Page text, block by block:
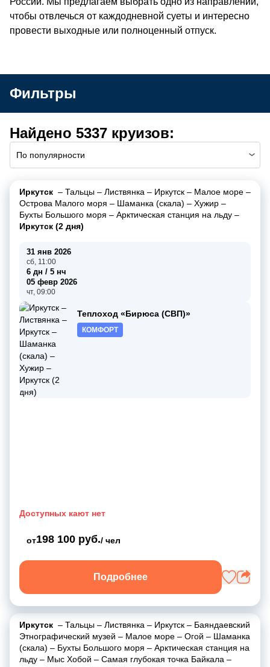
чтобы отвлечься от каждодневной суеты и интересно
провести выходные или полноценный отпуск.
Фильтры
Найдено 5337 круизов:
По популярности
Иркутск – Тальцы – Листвянка – Иркутск – Малое море –
Острова Малого моря – Шаманка (скала) – Хужир –
Бухты Большого моря – Арктическая станция на льду –
Иркутск (2 дня)
31 янв 2026
сб, 11:00
6 дн / 5 нч
05 февр 2026
чт, 09:00
Теплоход «Бирюса (СВП)»
КОМФОРТ
Доступных кают нет
от198 100 руб./ чел
Подробнее
Иркутск – Тальцы – Листвянка – Иркутск – Баяндаевский
Этнографический музей – Малое море – Огой – Шаманка
(скала) – Бухты Большого моря – Арктическая станция на
льду – Мыс Хобой – Самая глубокая точка Байкала –